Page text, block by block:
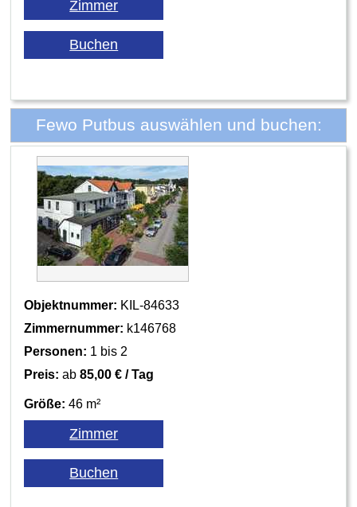
Fewo Putbus auswählen und buchen:
Objektnummer: KIL-84633
Zimmernummer: k146768
Personen: 1 bis 2
Preis: ab85,00 € / Tag
Größe: 46 m²